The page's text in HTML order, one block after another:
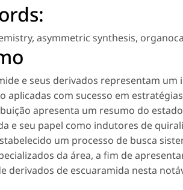
, asymmetric synthesis,
e seus derivados representam
aplicadas com sucesso em
apresenta um resumo do
e seu papel como indutores de
um processo de busca
da área, a fim de
derivados de escuaramida nesta